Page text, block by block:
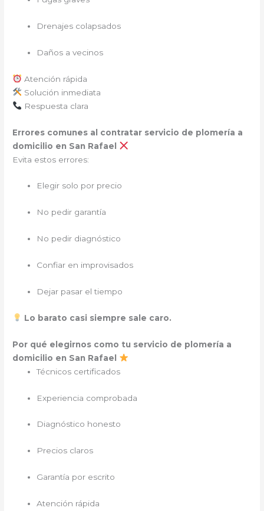
Drenajes colapsados
Daños a vecinos
Atención rápida
Solución inmediata
Respuesta clara
Errores comunes al contratar servicio de plomería a
domicilio en San Rafael
Evita estos errores:
Elegir solo por precio
No pedir garantía
No pedir diagnóstico
Confiar en improvisados
Dejar pasar el tiempo
Lo barato casi siempre sale caro.
Por qué elegirnos como tu servicio de plomería a
domicilio en San Rafael
Técnicos certificados
Experiencia comprobada
Diagnóstico honesto
Precios claros
Garantía por escrito
Atención rápida